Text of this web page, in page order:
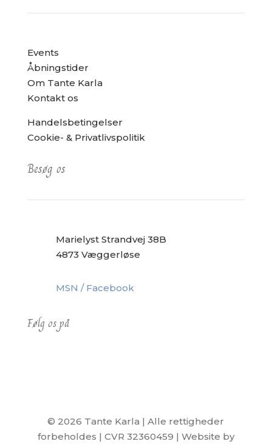
Events
Åbningstider
Om Tante Karla
Kontakt os
Handelsbetingelser
Cookie- & Privatlivspolitik
Besøg os
Marielyst Strandvej 38B
4873 Væggerløse
MSN / Facebook
Følg os på
© 2026 Tante Karla | Alle rettigheder
forbeholdes | CVR 32360459 | Website by